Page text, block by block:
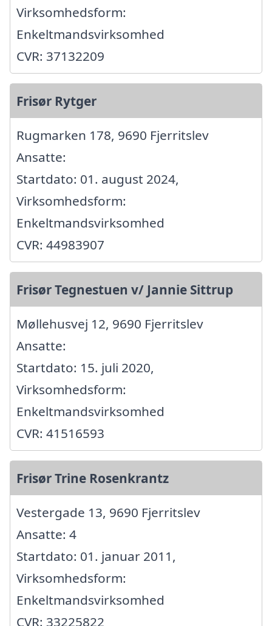
Virksomhedsform:
Enkeltmandsvirksomhed
CVR: 37132209
Frisør Rytger
Rugmarken 178, 9690 Fjerritslev
Ansatte:
Startdato: 01. august 2024,
Virksomhedsform:
Enkeltmandsvirksomhed
CVR: 44983907
Frisør Tegnestuen v/ Jannie Sittrup
Møllehusvej 12, 9690 Fjerritslev
Ansatte:
Startdato: 15. juli 2020,
Virksomhedsform:
Enkeltmandsvirksomhed
CVR: 41516593
Frisør Trine Rosenkrantz
Vestergade 13, 9690 Fjerritslev
Ansatte: 4
Startdato: 01. januar 2011,
Virksomhedsform:
Enkeltmandsvirksomhed
CVR: 33225822